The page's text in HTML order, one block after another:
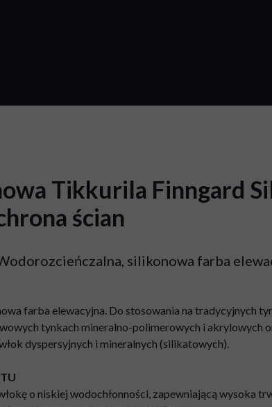
farba elewacyjna. Do stosowania na tradycyjnych
tynkach mineralno-polimerowych i akrylowych
dyspersyjnych i mineralnych (silikatowych).
o niskiej wodochłonności, zapewniającą wysoka
Tikkurila Finngard
ścian
silikonowa farba